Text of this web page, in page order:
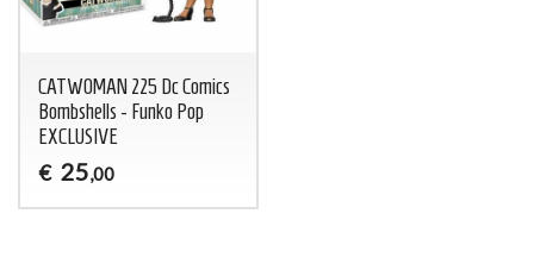
CATWOMAN 225 Dc Comics
Bombshells - Funko Pop
EXCLUSIVE
€ 25,00